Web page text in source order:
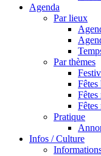
Agenda
Par lieux
Par thèmes
Fêtes
Fêtes
Fêtes
Pratique
Infos / Culture